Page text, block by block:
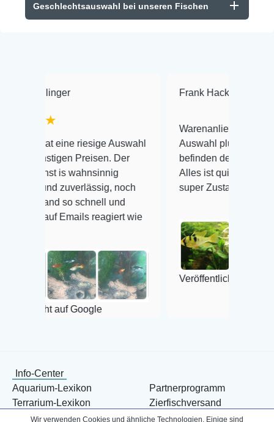
Geschlechtsauswahl bei unseren Fischen
riesige Auswahl
Preisen. Der
noch
schnell und
reagiert wie
Frank Hackmayer ★★★★
Warenanlieferung Top und die
Auswahl plus gesundheitliches
befinden der Fische einwandfrei.
Alles ist quick lebendig und im
super Zustand. Gerne wieder 😃
Veröffentlicht auf Google
Info-Center
Aquarium-Lexikon
Terrarium-Lexikon
Bestell-Hilfe
Partnerprogramm
Zierfischversand
Meerwasser Shop
Wir verwenden Cookies und ähnliche Technologien. Einige sind